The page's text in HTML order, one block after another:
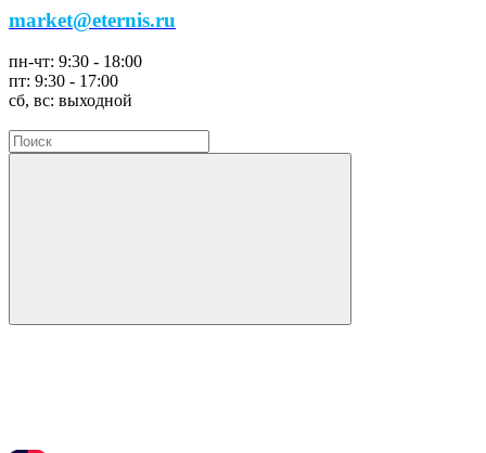
market@eternis.ru
пн-чт: 9:30 - 18:00
пт: 9:30 - 17:00
сб, вс: выходной